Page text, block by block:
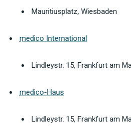
Mauritiusplatz, Wiesbaden
medico International
Lindleystr. 15, Frankfurt am
medico-Haus
Lindleystr. 15, Frankfurt am